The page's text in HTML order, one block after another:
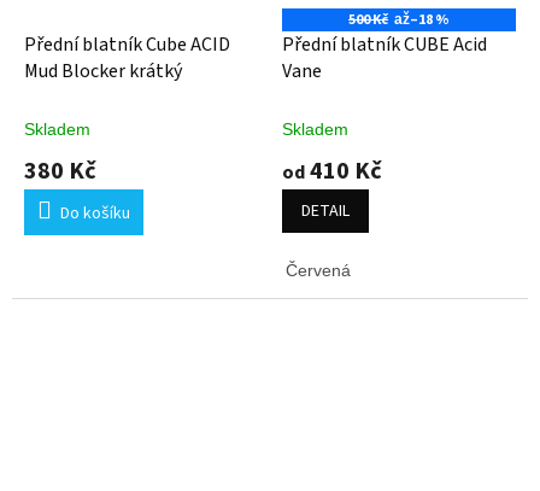
Přední blatník Cube ACID
Mud Blocker krátký
Skladem
380 Kč
Do košíku
500 Kč až–18 %
Přední blatník CUBE Acid
Vane
Skladem
od410 Kč
DETAIL
Červená